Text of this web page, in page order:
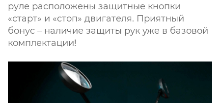
руле расположены защитные кнопки
«старт» и «стоп» двигателя. Приятный
бонус – наличие защиты рук уже в базовой
комплектации!